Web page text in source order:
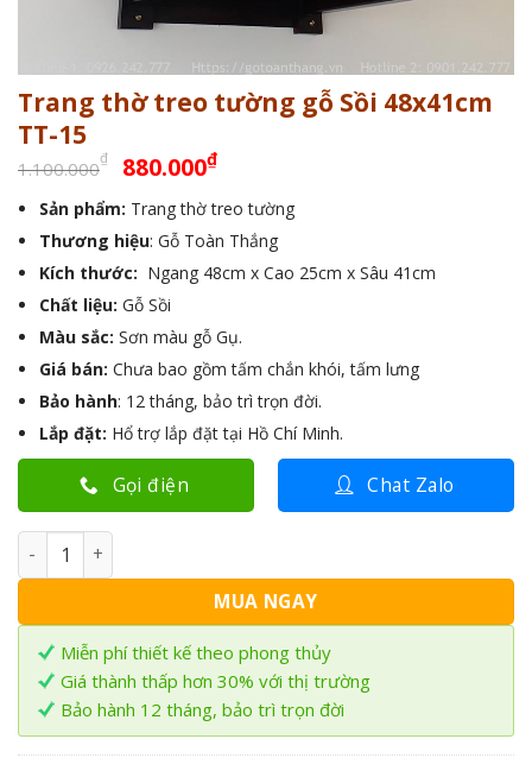
Trang thờ treo tường gỗ Sồi 48x41cm
TT-15
1.100.000₫ Giá
là:
1.100.000₫.
880.000₫Giá
hiện
tại
là:
880.000₫.
Sản phẩm: Trang thờ treo tường
Thương hiệu: Gỗ Toàn Thắng
Kích thước: Ngang 48cm x Cao 25cm x Sâu 41cm
Chất liệu: Gỗ Sồi
Màu sắc: Sơn màu gỗ Gụ.
Giá bán: Chưa bao gồm tấm chắn khói, tấm lưng
Bảo hành: 12 tháng, bảo trì trọn đời.
Lắp đặt: Hổ trợ lắp đặt tại Hồ Chí Minh.
Gọi điện Chat Zalo
Trang thờ treo tường gỗ Sồi 48x41cm TT-15 số lượng
MUA NGAY
Miễn phí thiết kế theo phong thủy
Giá thành thấp hơn 30% với thị trường
Bảo hành 12 tháng, bảo trì trọn đời